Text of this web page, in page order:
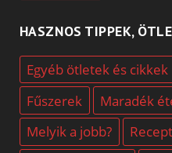
HASZNOS TIPPEK,
Egyéb ötletek és cikkek
Fűszerek
Maradék
Melyik a jobb?